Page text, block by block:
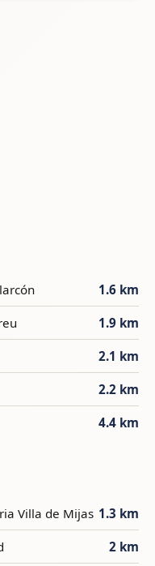
1.6 km
1.9 km
2.1 km
2.2 km
4.4 km
Villa de Mijas 1.3 km
2 km